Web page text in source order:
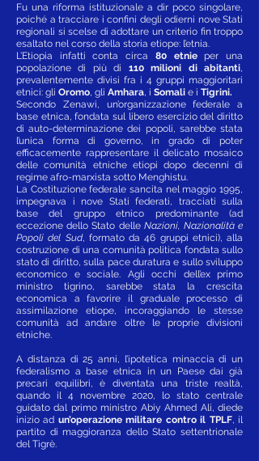
Fu una riforma istituzionale a dir poco singolare,
poiché a tracciare i confini degli odierni nove Stati
regionali si scelse di adottare un criterio fin troppo
esaltato nel corso della storia etiope: l’etnia.
L’Etiopia infatti conta circa 80 etnieper una
popolazione di più di 110 milioni di abitanti,
prevalentemente divisi fra i 4 gruppi maggioritari
etnici: gli Oromo, gli Amhara, i Somali e i Tigrini.
Secondo Zenawi, un’organizzazione federale a
base etnica, fondata sul libero esercizio del diritto
di auto-determinazione dei popoli, sarebbe stata
l’unica forma di governo, in grado di poter
efficacemente rappresentare il delicato mosaico
delle comunità etniche etiopi dopo decenni di
regime afro-marxista sotto Menghistu.
La Costituzione federale sancita nel maggio 1995,
impegnava i nove Stati federati, tracciati sulla
base del gruppo etnico predominante (ad
eccezione dello Stato delle Nazioni, Nazionalità e
Popoli del Sud, formato da 46 gruppi etnici), alla
costruzione di una comunità politica fondata sullo
stato di diritto, sulla pace duratura e sullo sviluppo
economico e sociale. Agli occhi dell’ex primo
ministro tigrino, sarebbe stata la crescita
economica a favorire il graduale processo di
assimilazione etiope, incoraggiando le stesse
comunità ad andare oltre le proprie divisioni
etniche.
A distanza di 25 anni, l’ipotetica minaccia di un
federalismo a base etnica in un Paese dai già
precari equilibri, è diventata una triste realtà,
quando il 4 novembre 2020, lo stato centrale
guidato dal primo ministro Abiy Ahmed Ali, diede
inizio ad un’operazione militare contro il TPLF, il
partito di maggioranza dello Stato settentrionale
del Tigrè.